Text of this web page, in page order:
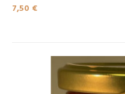
Prix
7,50 €